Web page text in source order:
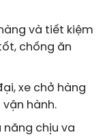
và tiết kiệm
chống ăn
xe chở hàng
hành.
chịu va